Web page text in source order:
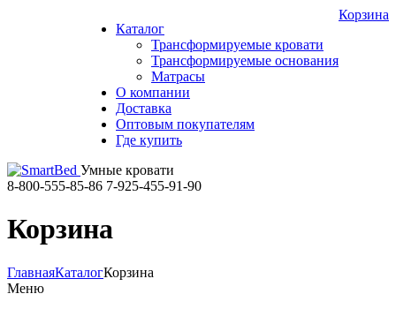
Каталог
Трансформируемые кровати
Трансформируемые основания
Матрасы
О компании
Доставка
Оптовым покупателям
Где купить
Корзина
Умные кровати
8-800-555-85-86 7-925-455-91-90
Корзина
ГлавнаяКаталогКорзина
Меню